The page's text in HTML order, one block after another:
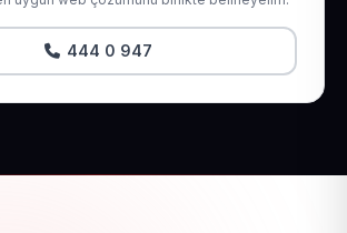
444 0 947